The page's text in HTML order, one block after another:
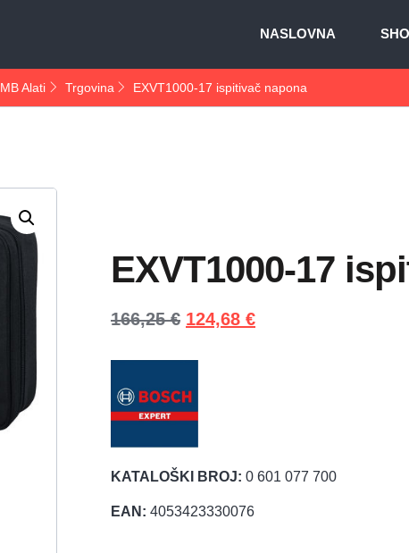
NASLOVNA
MB Alati Trgovina EXVT1000-17 ispitivač napona
EXVT1000-17
166,25€ 124,68 €
KATALOŠKI BROJ: 0 601 077 700
EAN: 4053423330076